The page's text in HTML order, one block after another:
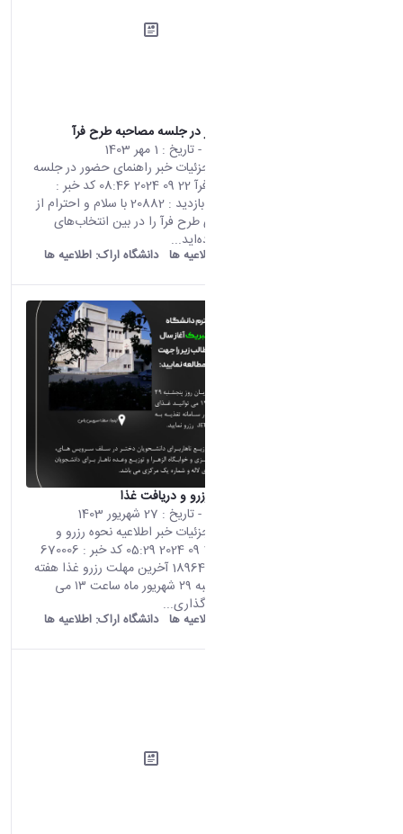
راهنمای حضور در جلسه مصاحبه طرح فرآ
- تاریخ : 1 مهر 1403
صفحه اصلی جزئیات خبر راهنمای حضور در جلسه
مصاحبه طرح فرآ 22 09 2024 08:46 کد خبر :
669910 تعداد بازدید : 20882 با سلام و احترام از
اینکه رشته‌های طرح فرآ را در بین انتخاب‌های
خودتان قرارداده‌اید...
اطلاعیه ها دانشگاه اراک: اطلاعیه ها
اطلاعیه نحوه رزرو و دریافت غذا
- تاریخ : 27 شهریور 1403
صفحه اصلی جزئیات خبر اطلاعیه نحوه رزرو و
دریافت غذا 17 09 2024 05:29 کد خبر : 670006
تعداد بازدید : 18964 آخرین مهلت رزرو غذا هفته
آتی، در پنجشنبه ۲۹ شهریور ماه ساعت ۱۳ می
باشد. اشتراک گذاری...
اطلاعیه ها دانشگاه اراک: اطلاعیه ها